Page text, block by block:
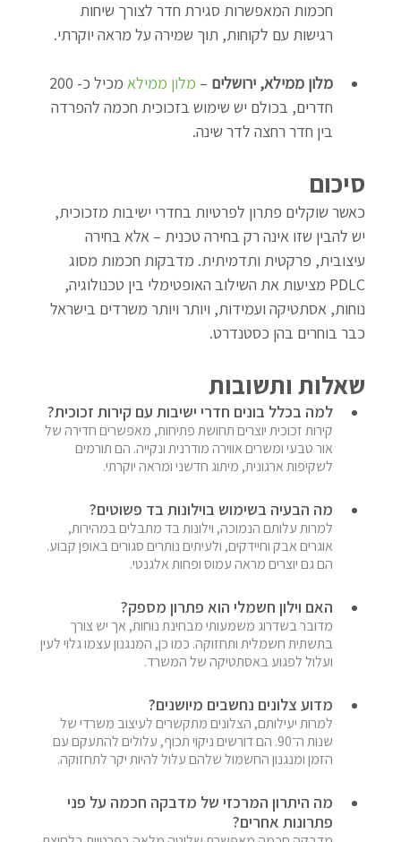
חכמות המאפשרות סגירת חדר לצורך שיחות
רגישות עם לקוחות, תוך שמירה על מראה יוקרתי.
מלון ממילא, ירושלים – מלון ממילא
חדרים, בכולם יש שימוש בזכוכית חכמה להפרדה
בין חדר רחצה לדר שינה.
סיכום
כאשר שוקלים פתרון לפרטיות בחדרי ישיבות מזכוכית,
יש להבין שזו אינה רק בחירה טכנית – אלא בחירה
עיצובית, פרקטית ותדמיתית. מדבקות חכמות מסוג
PDLC מציעות את השילוב האופטימלי בין טכנולוגיה,
נוחות, אסתטיקה ועמידות, ויותר ויותר משרדים בישראל
כבר בוחרים בהן כסטנדרט.
שאלות ותשובות
למה בכלל בונים חדרי ישיבות עם קירות זכוכית?
קירות זכוכית יוצרים תחושת פתיחות, מאפשרים חדירה של
אור טבעי ומשרים אווירה מודרנית ונקייה. הם תורמים
לשקיפות ארגונית, מיתוג חדשני ומראה יוקרתי.
מה הבעיה בשימוש בוילונות בד פשוטים?
למרות עלותם הנמוכה, וילונות בד מתבלים במהירות,
אוגרים אבק וחיידקים, ולעיתים נותרים סגורים באופן קבוע.
הם גם יוצרים מראה עמוס ופחות אלגנטי.
האם וילון חשמלי הוא פתרון מספק?
מדובר בשדרוג משמעותי מבחינת נוחות, אך יש צורך
בתשתית חשמלית ותחזוקה. כמו כן, המנגנון עצמו גלוי לעין
ועלול לפגוע באסתטיקה של המשרד.
מדוע צלונים נחשבים מיושנים?
למרות יעילותם, הצלונים מתקשרים לעיצוב משרדי של
שנות ה־90. הם דורשים ניקוי תכוף, עלולים להתעקם עם
הזמן ומנגנון החשמול שלהם עלול להיות יקר לתחזוקה.
מה היתרון המרכזי של מדבקה חכמה על פני
פתרונות אחרים?